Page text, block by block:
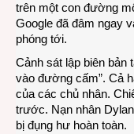
trên một con đường
Google đã đâm ngay
phóng tới.
Cảnh sát lập biên bản
vào đường cấm”. Cả
của các chủ nhân.
trước. Nạn nhân
bị đụng hư hoàn toàn.